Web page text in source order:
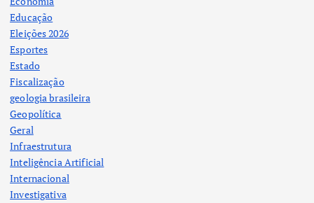
Educação
Eleições 2026
Esportes
Estado
Fiscalização
geologia brasileira
Geopolítica
Geral
Infraestrutura
Inteligência Artificial
Internacional
Investigativa